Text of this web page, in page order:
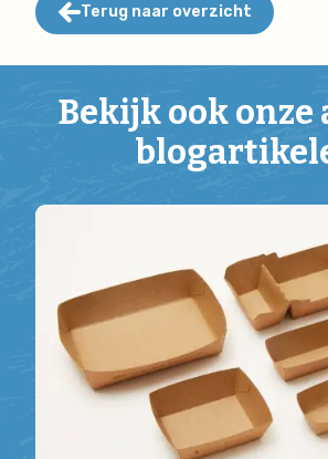
Terug naar overzicht
Bekijk ook onze